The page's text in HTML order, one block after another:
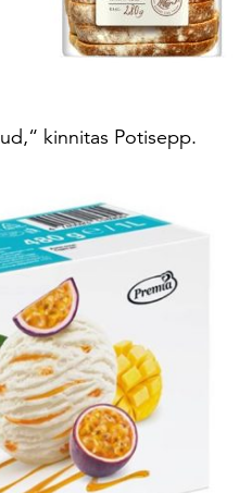
kinnitas Potisepp.